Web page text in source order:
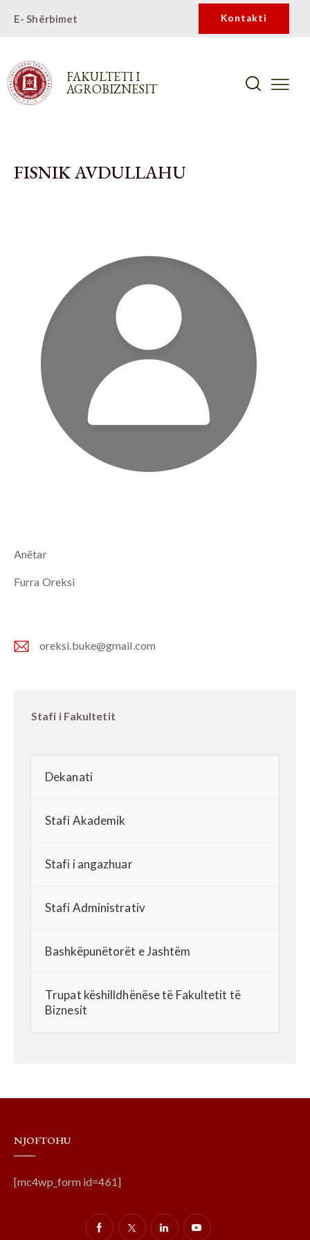
E- Shërbimet Kontakti
FAKULTETI I
AGROBIZNESIT
FISNIK AVDULLAHU
Anëtar
Furra Oreksi
oreksi.buke@gmail.com
Stafi i Fakultetit
Dekanati
Stafi Akademik
Stafi i angazhuar
Stafi Administrativ
Bashkëpunëtorët e Jashtëm
Trupat këshilldhënëse të Fakultetit të
Biznesit
NJOFTOHU
[mc4wp_form id=461]